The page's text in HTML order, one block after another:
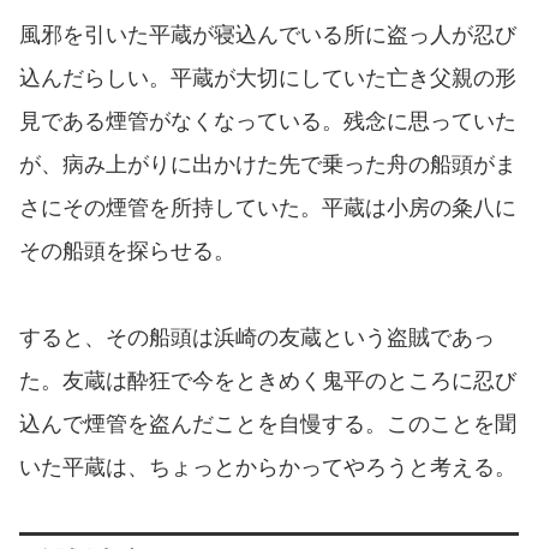
風邪を引いた平蔵が寝込んでいる所に盗っ人が忍び
込んだらしい。平蔵が大切にしていた亡き父親の形
見である煙管がなくなっている。残念に思っていた
が、病み上がりに出かけた先で乗った舟の船頭がま
さにその煙管を所持していた。平蔵は小房の粂八に
その船頭を探らせる。
すると、その船頭は浜崎の友蔵という盗賊であっ
た。友蔵は酔狂で今をときめく鬼平のところに忍び
込んで煙管を盗んだことを自慢する。このことを聞
いた平蔵は、ちょっとからかってやろうと考える。